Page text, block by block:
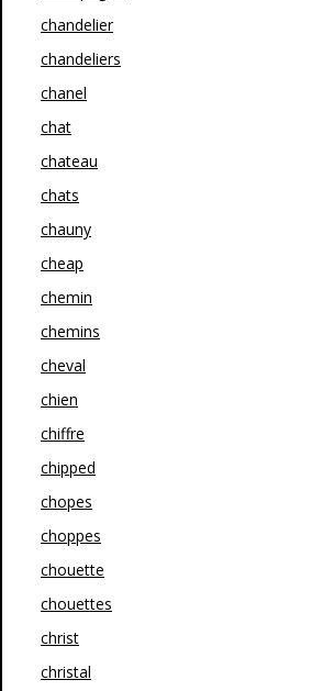
chandelier
chandeliers
chanel
chat
chateau
chats
chauny
cheap
chemin
chemins
cheval
chien
chiffre
chipped
chopes
choppes
chouette
chouettes
christ
christal